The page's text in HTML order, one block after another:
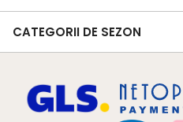
CATEGORII DE SEZON